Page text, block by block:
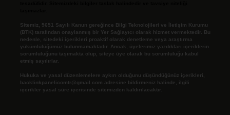
Sitemiz, 5651 Sayılı Kanun gereğince Bilgi Teknolojileri ve İletişim Kurumu
(BTK) tarafından onaylanmış bir Yer Sağlayıcı olarak hizmet vermektedir. Bu
nedenle, sitedeki içerikleri proaktif olarak denetleme veya araştırma
yükümlülüğümüz bulunmamaktadır. Ancak, üyelerimiz yazdıkları içeriklerin
sorumluluğunu taşımakta olup, siteye üye olarak bu sorumluluğu kabul
etmiş sayılırlar.
Hukuka ve yasal düzenlemelere aykırı olduğunu düşündüğünüz içerikleri,
backlinkpanelicomtr@gmail.com adresine bildirmeniz halinde, ilgili
içerikler yasal süre içerisinde sitemizden kaldırılacaktır.